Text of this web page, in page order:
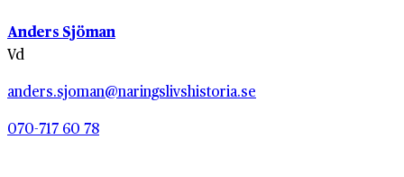
Anders Sjöman
Vd
anders.sjoman@naringslivshistoria.se
070-717 60 78